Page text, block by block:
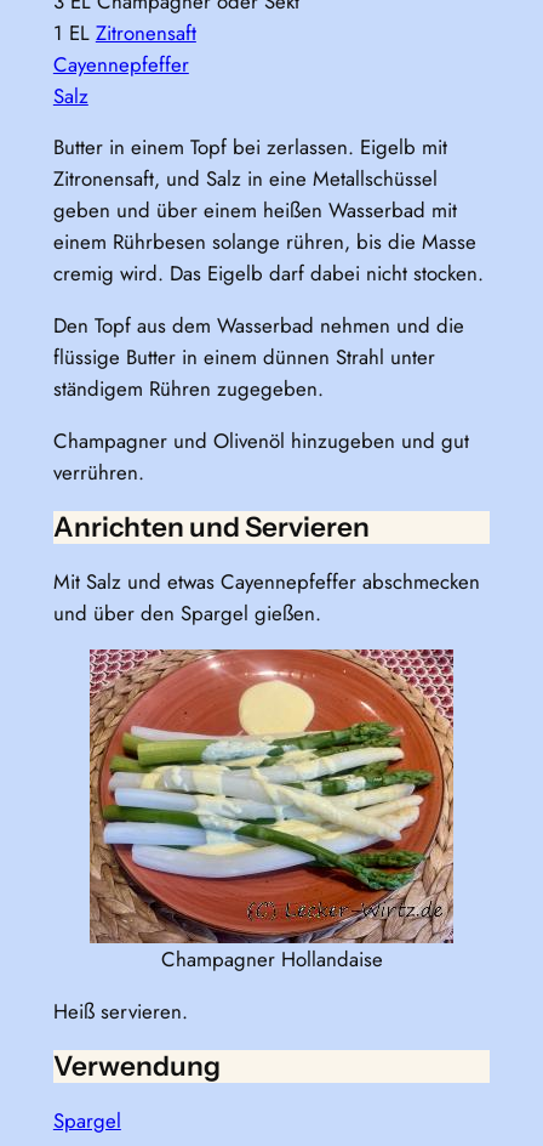
1 EL Zitronensaft
Cayennepfeffer
Salz
Butter in einem Topf bei zerlassen. Eigelb mit
Zitronensaft, und Salz in eine Metallschüssel
geben und über einem heißen Wasserbad mit
einem Rührbesen solange rühren, bis die Masse
cremig wird. Das Eigelb darf dabei nicht stocken.
Den Topf aus dem Wasserbad nehmen und die
flüssige Butter in einem dünnen Strahl unter
ständigem Rühren zugegeben.
Champagner und Olivenöl hinzugeben und gut
verrühren.
Anrichten und Servieren
Mit Salz und etwas Cayennepfeffer abschmecken
und über den Spargel gießen.
Champagner Hollandaise
Heiß servieren.
Verwendung
Spargel